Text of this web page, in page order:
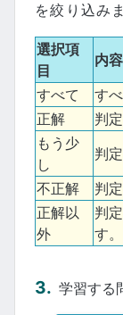
を絞り込み
選択項
目
内容
すべて
す
正解
判
もう少
し
判
不正解
判
正解以
外
判
す。
学習する